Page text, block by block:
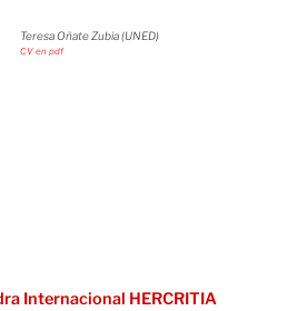
Teresa Oñate Zubia (UNED)
CV en pdf
Internacional HERCRITIA